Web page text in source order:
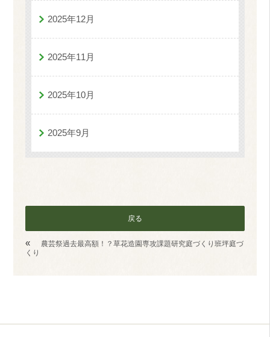
2025年12月
2025年11月
2025年10月
2025年9月
戻る
«
農芸祭過去最高額！？草花造園専攻課題研究庭づくり班坪庭づ
くり